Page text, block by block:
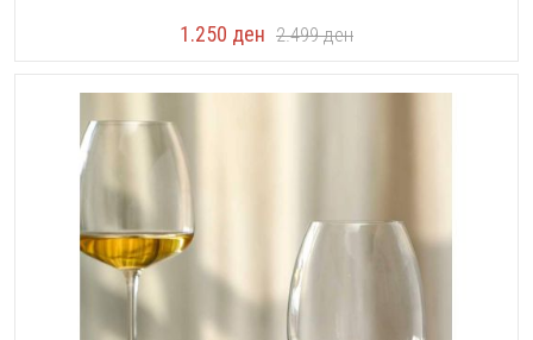
1.250 ден 2.499ден